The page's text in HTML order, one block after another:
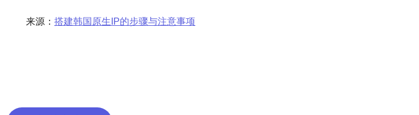
来源： 搭建韩国原生IP的步骤与注意事项